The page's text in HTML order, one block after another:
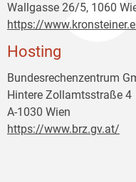
Wallgasse 26/5, 1060
https://
Hosting
Bundesrechenzentrum
Hintere Zollamtsstraße 4
A-1030 Wien
https://www.brz.gv.at/